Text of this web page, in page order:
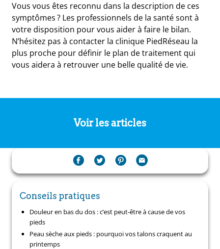
Vous vous êtes reconnu dans la description de ces
symptômes ? Les professionnels de la santé sont à
votre disposition pour vous aider à faire le bilan.
N’hésitez pas à contacter la clinique PiedRéseau la
plus proche pour définir le plan de traitement qui
vous aidera à retrouver une belle qualité de vie.
Voir les articles
Conseils pratiques
Douleur en bas du dos : c’est peut-être à cause de vos
pieds
Peau sèche aux pieds : pourquoi vos talons craquent au
printemps